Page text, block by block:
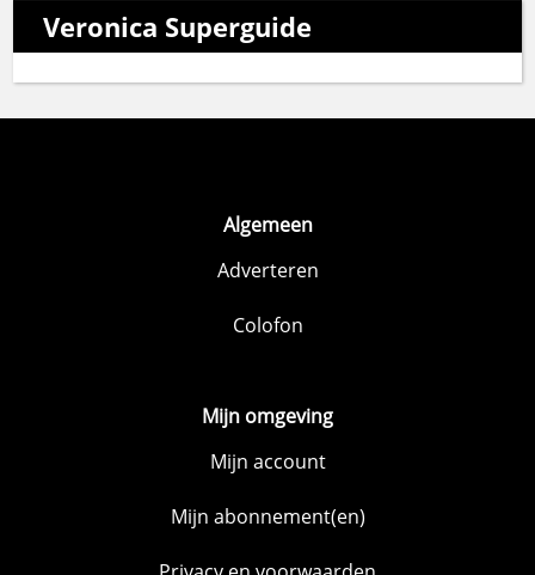
Veronica Superguide
Algemeen
Adverteren
Colofon
Mijn omgeving
Mijn account
Mijn abonnement(en)